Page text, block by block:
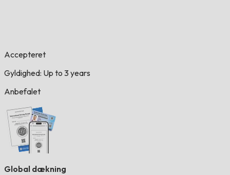
Accepteret
Gyldighed: Up to 3 years
Anbefalet
Global dækning